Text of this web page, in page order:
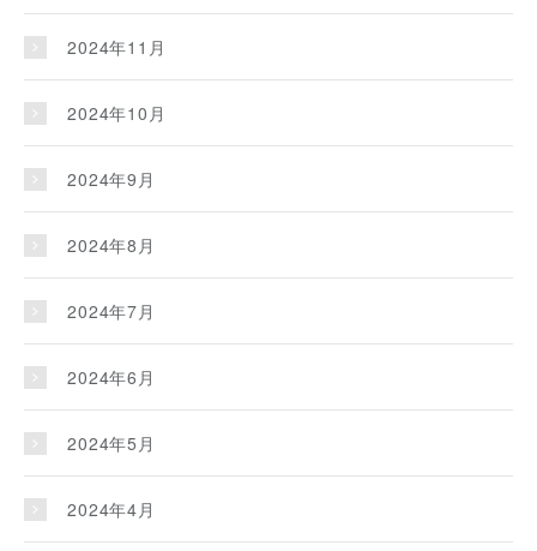
2024年11月
2024年10月
2024年9月
2024年8月
2024年7月
2024年6月
2024年5月
2024年4月